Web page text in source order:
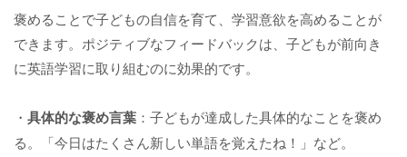
褒めることで子どもの自信を育て、学習意欲を高めることが
できます。ポジティブなフィードバックは、子どもが前向き
に英語学習に取り組むのに効果的です。
・ 具体的な褒め言葉 ：子どもが達成した具体的なことを褒め
る。「今日はたくさん新しい単語を覚えたね！」など。